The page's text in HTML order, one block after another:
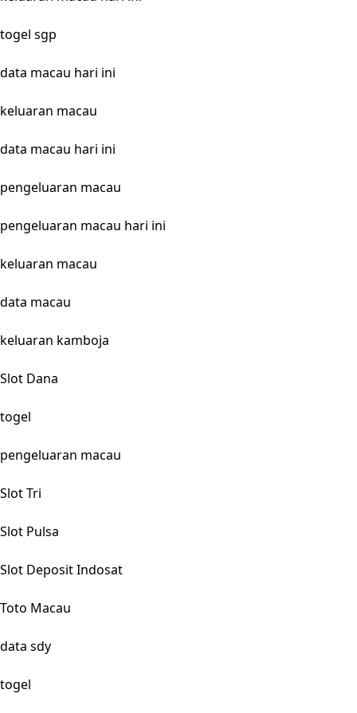
togel sgp
data macau hari ini
keluaran macau
data macau hari ini
pengeluaran macau
pengeluaran macau hari ini
keluaran macau
data macau
keluaran kamboja
Slot Dana
togel
pengeluaran macau
Slot Tri
Slot Pulsa
Slot Deposit Indosat
Toto Macau
data sdy
togel